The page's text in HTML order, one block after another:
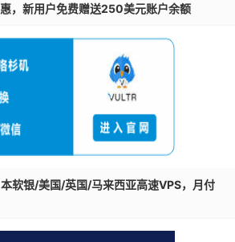
，新用户免费赠送250美元账户余额
软银/美国/英国/马来西亚高速VPS，月付